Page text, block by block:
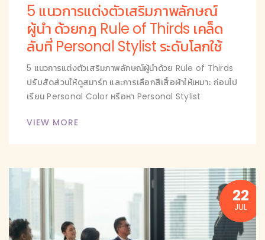
5 แนวการแต่งตัวเสริมภาพลักษณ์
ผู้นำ ด้วยกฎ Rule of Thirds เคล็ด
ลับที่ Personal Stylist ระดับโลกใช้
5 แนวการแต่งตัวเสริมภาพลักษณ์ผู้นำด้วย Rule of Thirds
ปรับสัดส่วนให้ดูสมาร์ท และการเลือกสีเสื้อผ้าให้เหมาะ ก่อนไป
เรียน Personal Color หรือหา Personal Stylist
VIEW MORE
22
JUL